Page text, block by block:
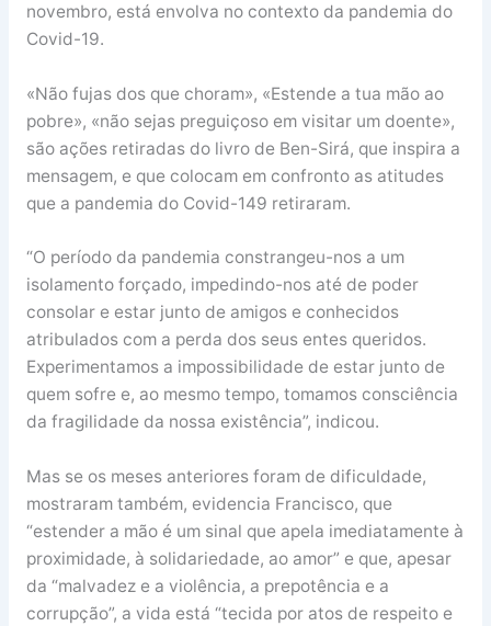
novembro, está envolva no contexto da pandemia do
Covid-19.
«Não fujas dos que choram», «Estende a tua mão ao
pobre», «não sejas preguiçoso em visitar um doente»,
são ações retiradas do livro de Ben-Sirá, que inspira a
mensagem, e que colocam em confronto as atitudes
que a pandemia do Covid-149 retiraram.
“O período da pandemia constrangeu-nos a um
isolamento forçado, impedindo-nos até de poder
consolar e estar junto de amigos e conhecidos
atribulados com a perda dos seus entes queridos.
Experimentamos a impossibilidade de estar junto de
quem sofre e, ao mesmo tempo, tomamos consciência
da fragilidade da nossa existência”, indicou.
Mas se os meses anteriores foram de dificuldade,
mostraram também, evidencia Francisco, que
“estender a mão é um sinal que apela imediatamente à
proximidade, à solidariedade, ao amor” e que, apesar
da “malvadez e a violência, a prepotência e a
corrupção”, a vida está “tecida por atos de respeito e